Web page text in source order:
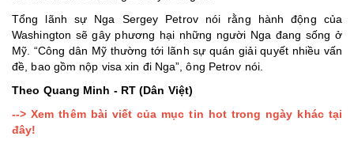
Tổng lãnh sự Nga Sergey Petrov nói rằng hành động của
Washington sẽ gây phương hại những người Nga đang sống ở
Mỹ. “Công dân Mỹ thường tới lãnh sự quán giải quyết nhiều vấn
đề, bao gồm nộp visa xin đi Nga”, ông Petrov nói.
Theo Quang Minh - RT (Dân Việt)
--> Xem thêm bài viết của mục tin hot trong ngày khác tại
đây!